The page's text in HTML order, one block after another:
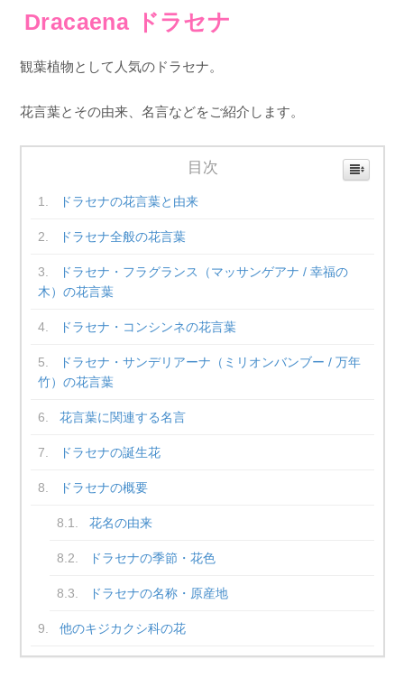
Dracaena ドラセナ
観葉植物として人気のドラセナ。
花言葉とその由来、名言などをご紹介します。
目次
ドラセナの花言葉と由来
ドラセナ全般の花言葉
ドラセナ・フラグランス（マッサンゲアナ / 幸福の
木）の花言葉
ドラセナ・コンシンネの花言葉
ドラセナ・サンデリアーナ（ミリオンバンブー / 万年
竹）の花言葉
花言葉に関連する名言
ドラセナの誕生花
ドラセナの概要
花名の由来
ドラセナの季節・花色
ドラセナの名称・原産地
他のキジカクシ科の花